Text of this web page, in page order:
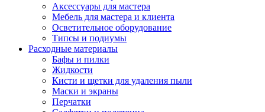
Аксессуары для мастера
Мебель для мастера и клиента
Осветительное оборудование
Типсы и подиумы
Расходные материалы
Бафы и пилки
Жидкости
Кисти и щетки для удаления пыли
Маски и экраны
Перчатки